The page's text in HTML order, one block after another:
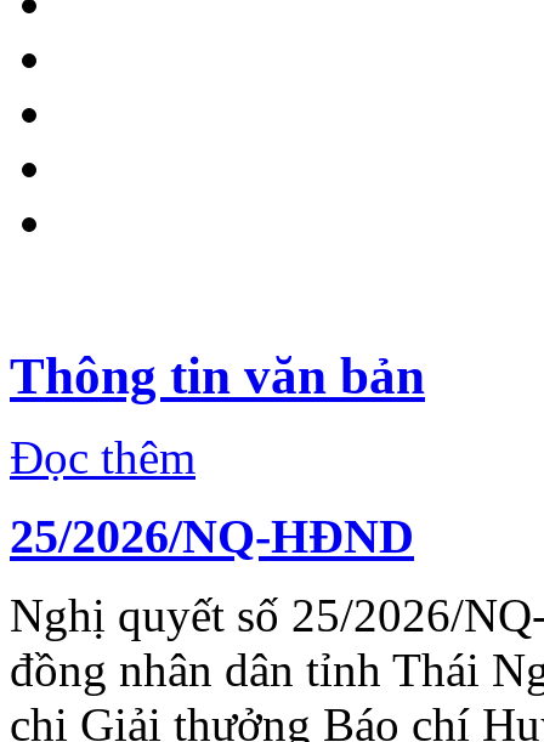
Thông tin văn bản
Đọc thêm
25/2026/NQ-HĐND
Nghị quyết số 25/2026/
đồng nhân dân tỉnh Thái
chi Giải thưởng Báo chí